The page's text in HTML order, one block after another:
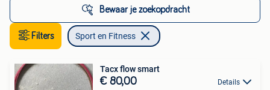
Bewaar je zoekopdracht
Filters Sport en Fitness
Tacx flow smart
€ 80,00 Details